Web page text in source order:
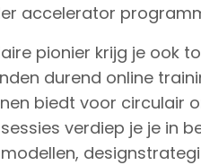
accelerator
pionier krijg je ook
durend online
biedt voor circulair
verdiep je je in